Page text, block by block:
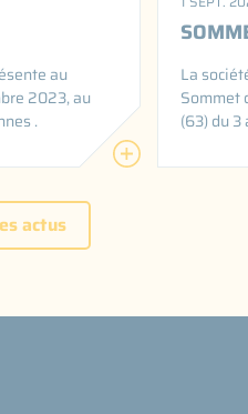
au
2023, au
.
La
Sommet
(63) du
actus